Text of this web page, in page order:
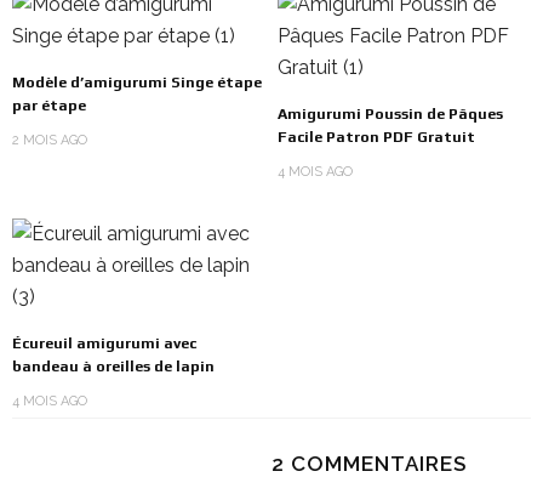
Modèle d’amigurumi Singe étape
par étape
2 MOIS AGO
Amigurumi Poussin de Pâques
Facile Patron PDF Gratuit
4 MOIS AGO
Écureuil amigurumi avec
bandeau à oreilles de lapin
4 MOIS AGO
2 COMMENTAIRES